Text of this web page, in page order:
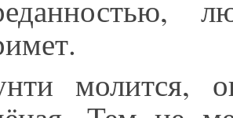
молится,